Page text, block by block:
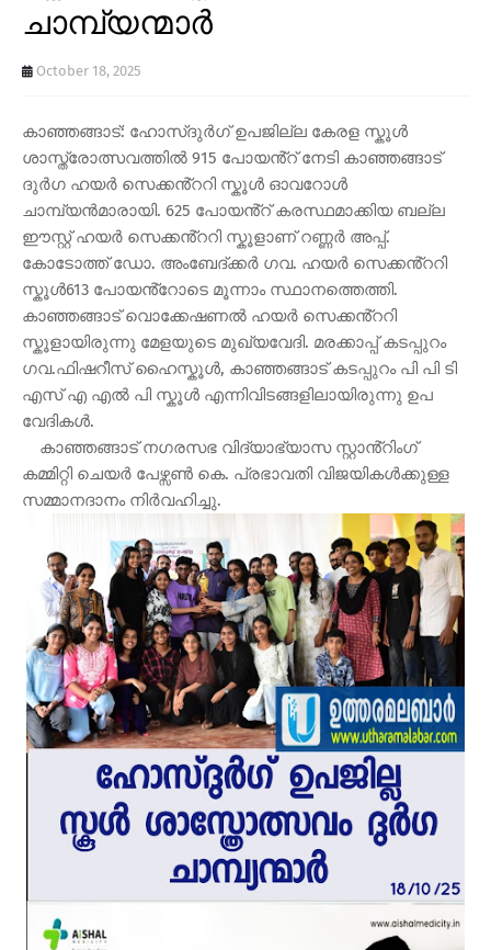
ചാമ്പ്യന്മാർ
October 18, 2025
കാഞ്ഞങ്ങാട്: ഹോസ്ദുർഗ് ഉപജില്ല കേരള സ്കൂൾ
ശാസ്ത്രോത്സവത്തിൽ 915 പോയൻ്റ് നേടി കാഞ്ഞങ്ങാട്
ദുർഗ ഹയർ സെക്കൻ്ററി സ്കൂൾ ഓവറോൾ
ചാമ്പ്യൻമാരായി. 625 പോയൻ്റ് കരസ്ഥമാക്കിയ ബല്ല
ഈസ്റ്റ് ഹയർ സെക്കൻ്ററി സ്കൂളാണ് റണ്ണർ അപ്പ്.
കോടോത്ത് ഡോ. അംബേദ്ക്കർ ഗവ. ഹയർ സെക്കൻ്ററി
സ്കൂൾ613 പോയൻ്റോടെ മൂന്നാം സ്ഥാനത്തെത്തി.
കാഞ്ഞങ്ങാട് വൊക്കേഷണൽ ഹയർ സെക്കൻ്ററി
സ്കൂളായിരുന്നു മേളയുടെ മുഖ്യവേദി. മരക്കാപ്പ് കടപ്പുറം
ഗവ.ഫിഷറീസ് ഹൈസ്കൂൾ, കാഞ്ഞങ്ങാട് കടപ്പുറം പി പി ടി
എസ് എ എൽ പി സ്കൂൾ എന്നിവിടങ്ങളിലായിരുന്നു ഉപ
വേദികൾ.
കാഞ്ഞങ്ങാട് നഗരസഭ വിദ്യാഭ്യാസ സ്റ്റാൻ്റിംഗ്
കമ്മിറ്റി ചെയർ പേഴ്സൺ കെ. പ്രഭാവതി വിജയികൾക്കുള്ള
സമ്മാനദാനം നിർവഹിച്ചു.